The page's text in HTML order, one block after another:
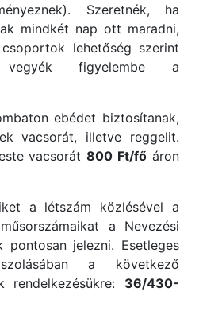
Szeretnék, ha
mindkét nap ott maradni,
lehetőség szerint
figyelembe a
ebédet biztosítanak,
vacsorát, illetve reggelit.
vacsorát800 Ft/fő áron
a létszám közlésével a
a Nevezési
pontosan jelezni. Esetleges
a következő
rendelkezésükre: 36/430-